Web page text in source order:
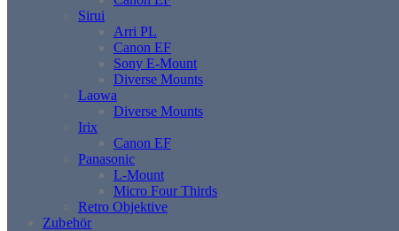
Sirui
Arri PL
Canon EF
Sony E-Mount
Diverse Mounts
Laowa
Diverse Mounts
Irix
Canon EF
Panasonic
L-Mount
Micro Four Thirds
Retro Objektive
Zubehör